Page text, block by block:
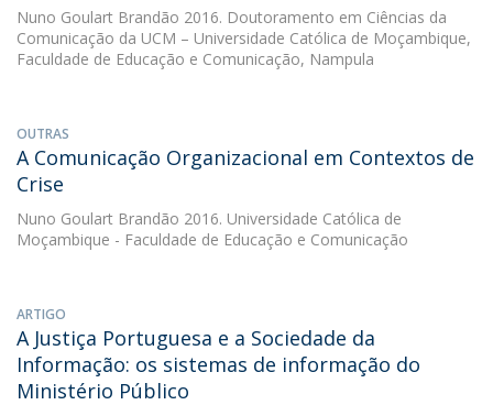
Nuno Goulart Brandão 2016. Doutoramento em Ciências da
Comunicação da UCM – Universidade Católica de Moçambique,
Faculdade de Educação e Comunicação, Nampula
OUTRAS
A Comunicação Organizacional em Contextos de
Crise
Nuno Goulart Brandão 2016. Universidade Católica de
Moçambique - Faculdade de Educação e Comunicação
ARTIGO
A Justiça Portuguesa e a Sociedade da
Informação: os sistemas de informação do
Ministério Público